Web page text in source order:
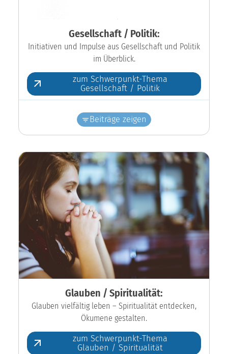
Gesellschaft / Politik:
Initiativen und Impulse aus Gesellschaft und Politik
im Überblick.
zum Schwerpunkt-Thema
Gesellschaft / Politik
Beiträge zeigen
Glauben / Spiritualität:
Glauben vielfältig leben – Spiritualität entdecken,
Ökumene gestalten.
zum Schwerpunkt-Thema
Glauben / Spiritualität